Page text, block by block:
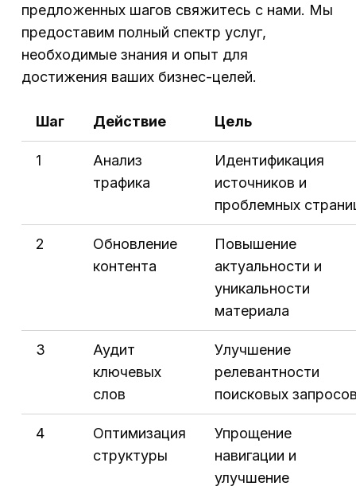
предложенных шагов свяжитесь с нами. Мы
предоставим полный спектр услуг,
необходимые знания и опыт для
достижения ваших бизнес-целей.
Шаг Действие Цель
1
Анализ
трафика
Идентификация
источников и
проблемных
2
Обновление
контента
Повышение
актуальности и
уникальности
материала
3
Аудит
ключевых
слов
Улучшение
релевантности
поисковых
4
Оптимизация
структуры
Упрощение
навигации и
улучшение